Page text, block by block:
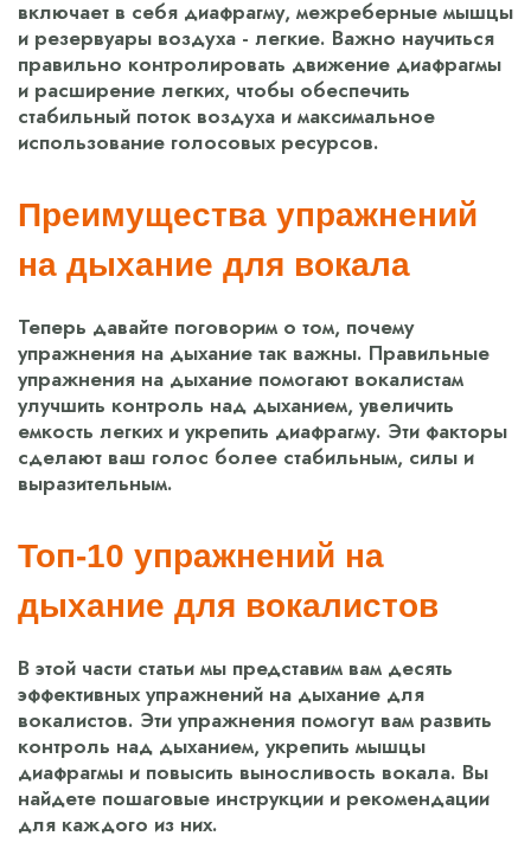
включает в себя диафрагму, межреберные мышцы
и резервуары воздуха - легкие. Важно научиться
правильно контролировать движение диафрагмы
и расширение легких, чтобы обеспечить
стабильный поток воздуха и максимальное
использование голосовых ресурсов.
Преимущества упражнений
на дыхание для вокала
Теперь давайте поговорим о том, почему
упражнения на дыхание так важны. Правильные
упражнения на дыхание помогают вокалистам
улучшить контроль над дыханием, увеличить
емкость легких и укрепить диафрагму. Эти факторы
сделают ваш голос более стабильным, силы и
выразительным.
Топ-10 упражнений на
дыхание для вокалистов
В этой части статьи мы представим вам десять
эффективных упражнений на дыхание для
вокалистов. Эти упражнения помогут вам развить
контроль над дыханием, укрепить мышцы
диафрагмы и повысить выносливость вокала. Вы
найдете пошаговые инструкции и рекомендации
для каждого из них.